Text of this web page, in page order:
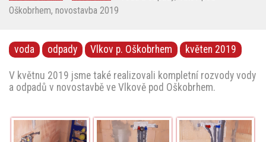
Oškobrhem, novostavba 2019
voda odpady Vlkov p. Oškobrhem květen 2019
V květnu 2019 jsme také realizovali kompletní rozvody vody
a odpadů v novostavbě ve Vlkově pod Oškobrhem.